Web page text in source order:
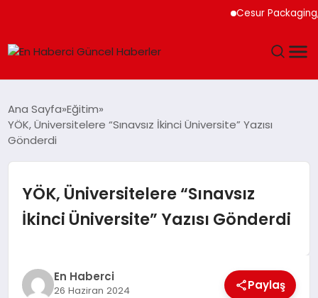
Cesur Packaging,
SPOR
TEKNOLOJI
DÜNYA
Ana Sayfa Eğitim
YÖK, Üniversitelere “Sınavsız İkinci Üniversite” Yazısı
Gönderdi
YÖK, Üniversitelere “Sınavsız
İkinci Üniversite” Yazısı Gönderdi
En Haberci
26 Haziran 2024 Paylaş